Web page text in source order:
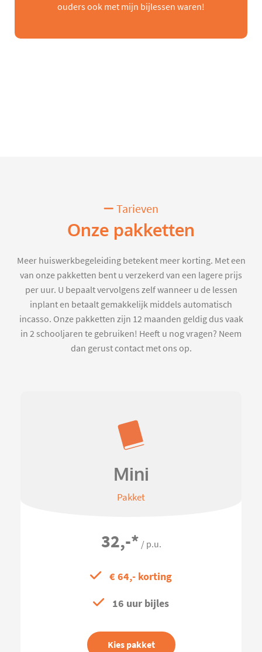
ouders ook met mijn bijlessen waren!
Tarieven
Onze pakketten
Meer huiswerkbegeleiding betekent meer korting. Met een
van onze pakketten bent u verzekerd van een lagere prijs
per uur. U bepaalt vervolgens zelf wanneer u de lessen
inplant en betaalt gemakkelijk middels automatisch
incasso. Onze pakketten zijn 12 maanden geldig dus vaak
in 2 schooljaren te gebruiken! Heeft u nog vragen? Neem
dan gerust contact met ons op.
Mini
Pakket
32,-* / p.u.
€ 64,- korting
16 uur bijles
Kies pakket